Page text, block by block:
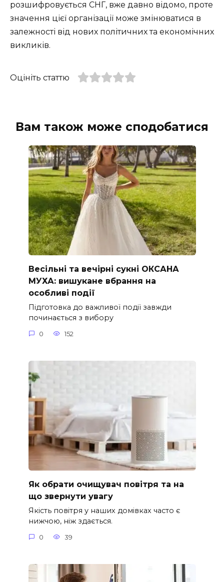
розшифровується СНГ, вже давно відомо, проте
значення цієї організації може змінюватися в
залежності від нових політичних та економічних
викликів.
Оцініть статтю
Вам також може сподобатися
Весільні та вечірні сукні ОКСАНА
МУХА: вишукане вбрання на
особливі події
Підготовка до важливої події завжди
починається з вибору
0 152
Як обрати очищувач повітря та на
що звернути увагу
Якість повітря у наших домівках часто є
нижчою, ніж здається.
0 39